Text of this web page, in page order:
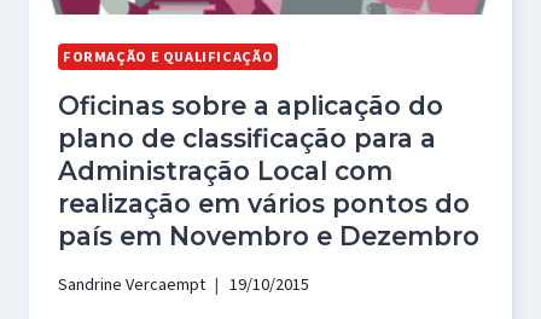
FORMAÇÃO E QUALIFICAÇÃO
Oficinas sobre a aplicação do
plano de classificação para a
Administração Local com
realização em vários pontos do
país em Novembro e Dezembro
Sandrine Vercaempt 19/10/2015